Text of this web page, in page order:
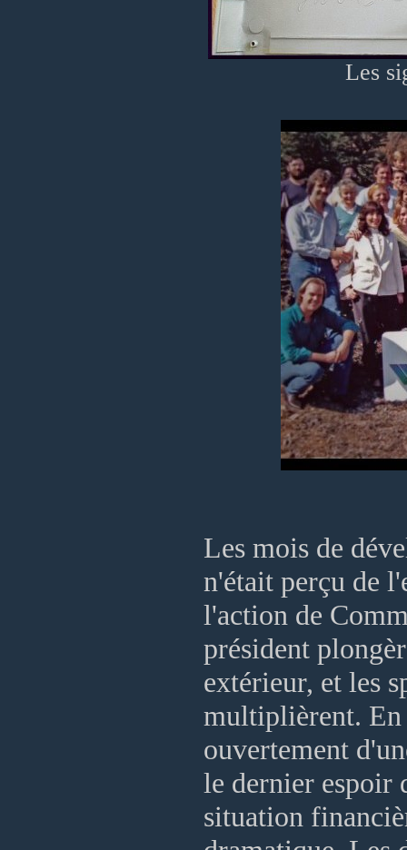
Les
Les mois de
n'était perçu de
l'action de
président
extérieur, et les
multiplièrent. En
ouvertement
le dernier espoir
situation